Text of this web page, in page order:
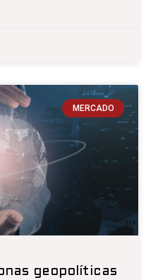
MERCADO
geopolíticas